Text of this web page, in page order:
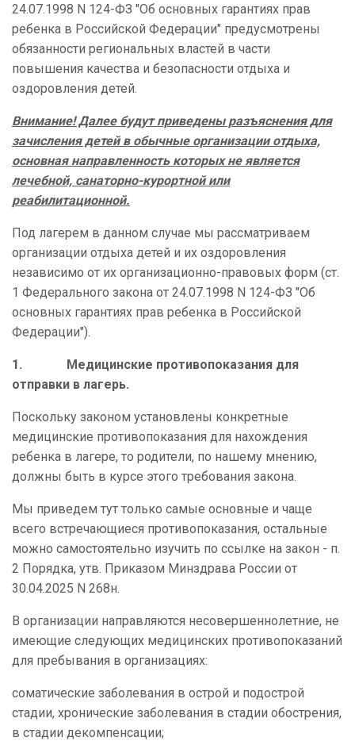
24.07.1998 N 124-ФЗ "Об основных гарантиях прав
ребенка в Российской Федерации" предусмотрены
обязанности региональных властей в части
повышения качества и безопасности отдыха и
оздоровления детей.
Внимание! Далее будут приведены разъяснения для
зачисления детей в обычные организации отдыха,
основная направленность которых не является
лечебной, санаторно-курортной или
реабилитационной.
Под лагерем в данном случае мы рассматриваем
организации отдыха детей и их оздоровления
независимо от их организационно-правовых форм (ст.
1 Федерального закона от 24.07.1998 N 124-ФЗ "Об
основных гарантиях прав ребенка в Российской
Федерации").
1. Медицинские противопоказания для
отправки в лагерь.
Поскольку законом установлены конкретные
медицинские противопоказания для нахождения
ребенка в лагере, то родители, по нашему мнению,
должны быть в курсе этого требования закона.
Мы приведем тут только самые основные и чаще
всего встречающиеся противопоказания, остальные
можно самостоятельно изучить по ссылке на закон - п.
2 Порядка, утв. Приказом Минздрава России от
30.04.2025 N 268н.
В организации направляются несовершеннолетние, не
имеющие следующих медицинских противопоказаний
для пребывания в организациях:
соматические заболевания в острой и подострой
стадии, хронические заболевания в стадии обострения,
в стадии декомпенсации;